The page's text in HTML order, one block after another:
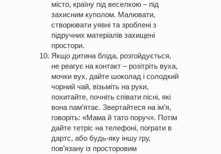
місто, країну під веселкою – під
захисним куполом. Малювати,
створювати уявні та зроблені з
підручних матеріалів захищені
простори.
Якщо дитина бліда, розгойдується,
не реагує на контакт – розітріть вуха,
мочки вух, дайте шоколад і солодкий
чорний чай, візьміть на руки,
похитайте, почніть співати пісні, які
вона пам’ятає. Звертайтеся на ім’я,
говоріть: «Мама й тато поруч». Потім
дайте тетріс на телефоні, пограти в
дартс, або будь-яку іншу гру,
пов’язану із просторовим